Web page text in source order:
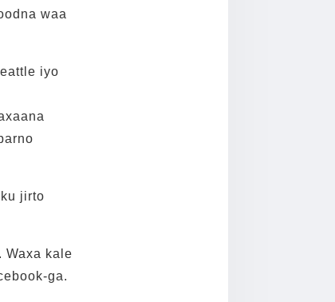
waa
iyo
jirto
Waxa kale
ga.